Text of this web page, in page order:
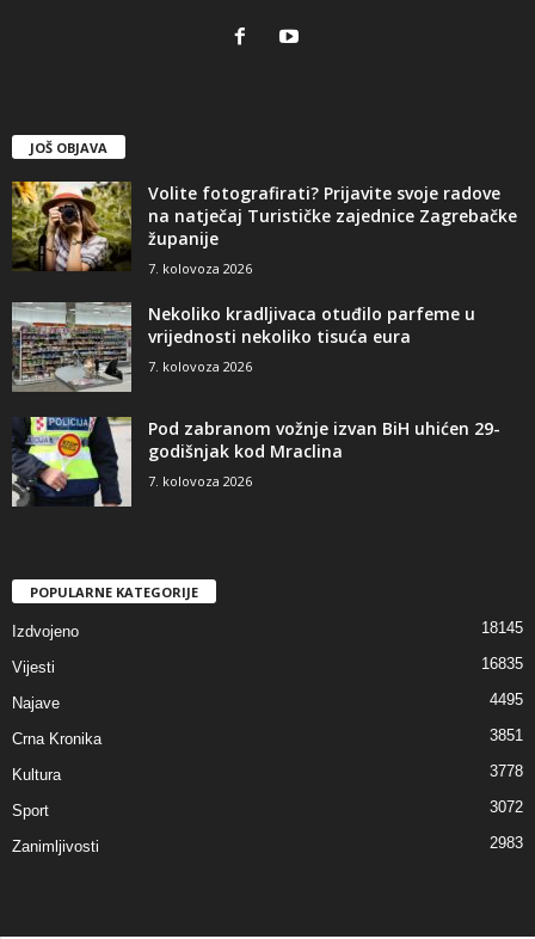
JOŠ OBJAVA
Volite fotografirati? Prijavite svoje radove
na natječaj Turističke zajednice Zagrebačke
županije
7. kolovoza 2026
Nekoliko kradljivaca otuđilo parfeme u
vrijednosti nekoliko tisuća eura
7. kolovoza 2026
Pod zabranom vožnje izvan BiH uhićen 29-
godišnjak kod Mraclina
7. kolovoza 2026
POPULARNE KATEGORIJE
Izdvojeno 18145
Vijesti 16835
Najave 4495
Crna Kronika 3851
Kultura 3778
Sport 3072
Zanimljivosti 2983